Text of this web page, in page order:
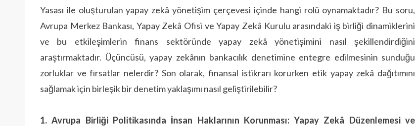
Yasası ile oluşturulan yapay zekâ yönetişim çerçevesi içinde hangi rolü oynamaktadır? Bu soru,
Avrupa Merkez Bankası, Yapay Zekâ Ofisi ve Yapay Zekâ Kurulu arasındaki iş birliği dinamiklerini
ve bu etkileşimlerin finans sektöründe yapay zekâ yönetişimini nasıl şekillendirdiğini
araştırmaktadır. Üçüncüsü, yapay zekânın bankacılık denetimine entegre edilmesinin sunduğu
zorluklar ve fırsatlar nelerdir? Son olarak, finansal istikrarı korurken etik yapay zekâ dağıtımını
sağlamak için birleşik bir denetim yaklaşımı nasıl geliştirilebilir?
1. Avrupa Birliği Politikasında İnsan Haklarının Korunması: Yapay Zekâ Düzenlemesi ve